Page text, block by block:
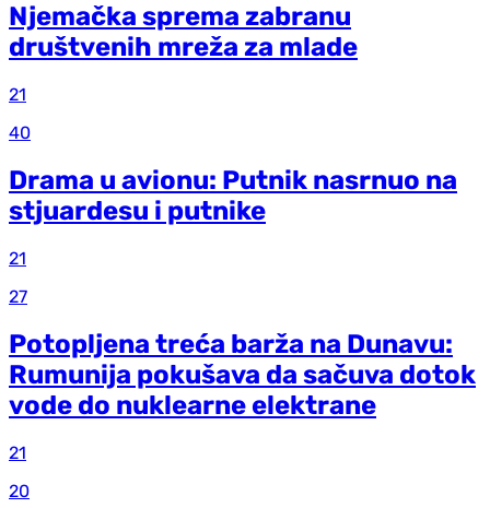
Njemačka sprema zabranu
društvenih mreža za mlade
21
40
Drama u avionu: Putnik nasrnuo na
stjuardesu i putnike
21
27
Potopljena treća barža na Dunavu:
Rumunija pokušava da sačuva dotok
vode do nuklearne elektrane
21
20